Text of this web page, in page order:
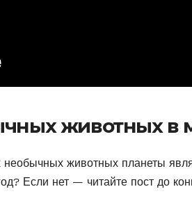
животных в
животных планеты
Если нет — читайте пост до